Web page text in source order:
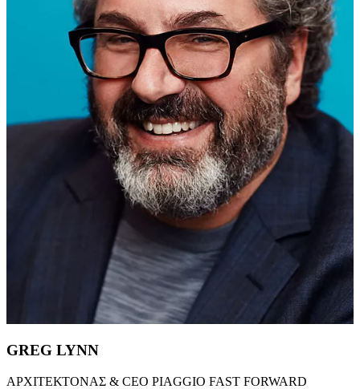
GREG LYNN
ΑΡΧΙΤΕΚΤΟΝΑΣ & CEO PIAGGIO FAST FORWARD